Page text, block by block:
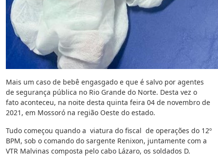
Mais um caso de bebê engasgado e que é salvo por agentes
de segurança pública no Rio Grande do Norte. Desta vez o
fato aconteceu, na noite desta quinta feira 04 de novembro de
2021, em Mossoró na região Oeste do estado.
Tudo começou quando a viatura do fiscal de operações do 12º
BPM, sob o comando do sargente Renixon, juntamente com a
VTR Malvinas composta pelo cabo Lázaro, os soldados D.